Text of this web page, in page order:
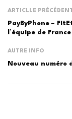
ARTICLLE
PayByPhone –
l’équipe de France
AUTRE INFO
Nouveau numéro